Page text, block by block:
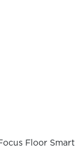
Floor Smart